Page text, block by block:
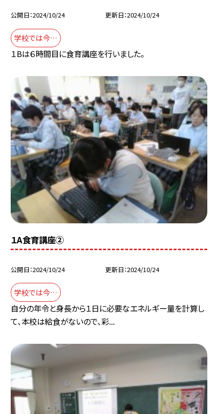
公開日 2024/10/24 更新日 2024/10/24
学校では今…
１Bは６時間目に食育講座を行いました。
１A食育講座②
公開日 2024/10/24 更新日 2024/10/24
学校では今…
自分の年令と身長から１日に必要なエネルギー量を計算し
て、本校は給食がないので、彩...